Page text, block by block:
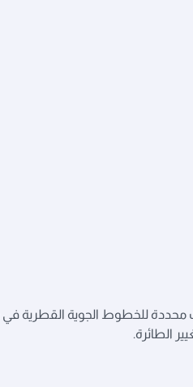
للخطوط الجوية القطرية في
الطائرة.